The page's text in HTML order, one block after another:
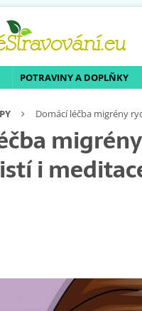
POTRAVINY A DOPLŇKY
Domácí léčba migrény
i